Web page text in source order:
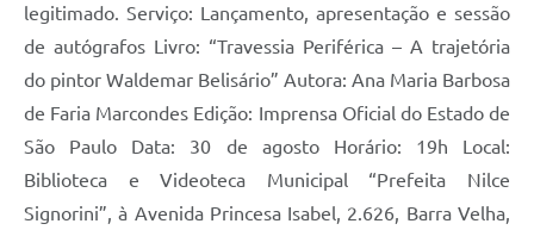
legitimado. Serviço: Lançamento, apresentação e sessão
de autógrafos Livro: “Travessia Periférica – A trajetória
do pintor Waldemar Belisário” Autora: Ana Maria Barbosa
de Faria Marcondes Edição: Imprensa Oficial do Estado de
São Paulo Data: 30 de agosto Horário: 19h Local:
Biblioteca e Videoteca Municipal “Prefeita Nilce
Signorini”, à Avenida Princesa Isabel, 2.626, Barra Velha,